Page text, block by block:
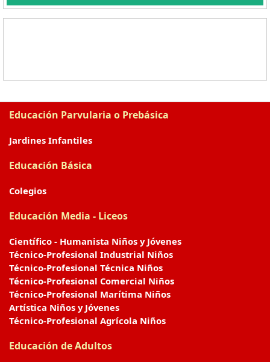
Educación Parvularia o Prebásica
Jardines Infantiles
Educación Básica
Colegios
Educación Media - Liceos
Científico - Humanista Niños y Jóvenes
Técnico-Profesional Industrial Niños
Técnico-Profesional Técnica Niños
Técnico-Profesional Comercial Niños
Técnico-Profesional Marítima Niños
Artística Niños y Jóvenes
Técnico-Profesional Agrícola Niños
Educación de Adultos